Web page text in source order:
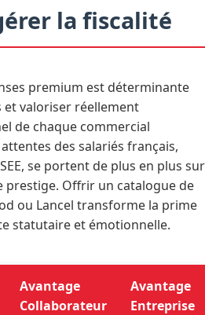
la fiscalité
premium est déterminante
valoriser réellement
de chaque commercial
des salariés français,
se portent de plus en plus sur
prestige. Offrir un catalogue de
ou Lancel transforme la prime
statutaire et émotionnelle.
Avantage
Collaborateur
Avantage
Entreprise